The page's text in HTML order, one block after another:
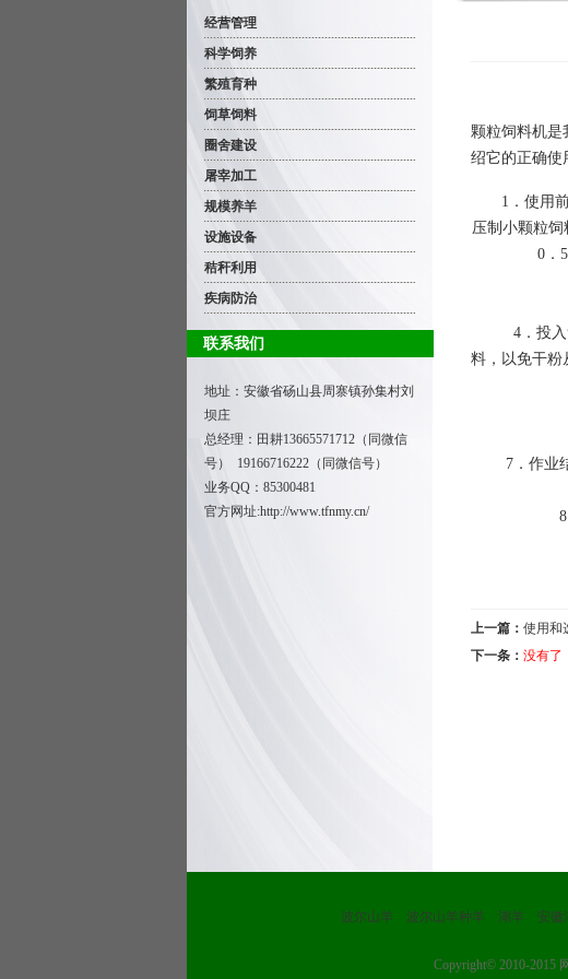
经营管理
科学饲养
繁殖育种
饲草饲料
圈舍建设
屠宰加工
规模养羊
设施设备
秸秆利用
疾病防治
联系我们
地址：安徽省砀山县周寨镇孙集村刘
坝庄
总经理：田耕13665571712（同微信
号） 19166716222（同微信号）
业务QQ：85300481
官方网址:http://www.tfnmy.cn/
颗粒饲料机是
绍它的正确使
1．使用前
压制小颗粒
0．
4．投入负
料，以免干粉
5
7．作业结
8．
上一篇： 使用和
下一条： 没有了
波尔山羊 波尔山羊种羊 湖羊 安徽
Copyright© 2010-2015